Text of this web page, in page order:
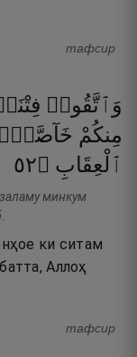
тафсир
وَٱتَّقُوا۟
مِنكُمْ
ٱلْعِقَابِ ۝٢٥
минкум
ки ситам
Аллоҳ
тафсир